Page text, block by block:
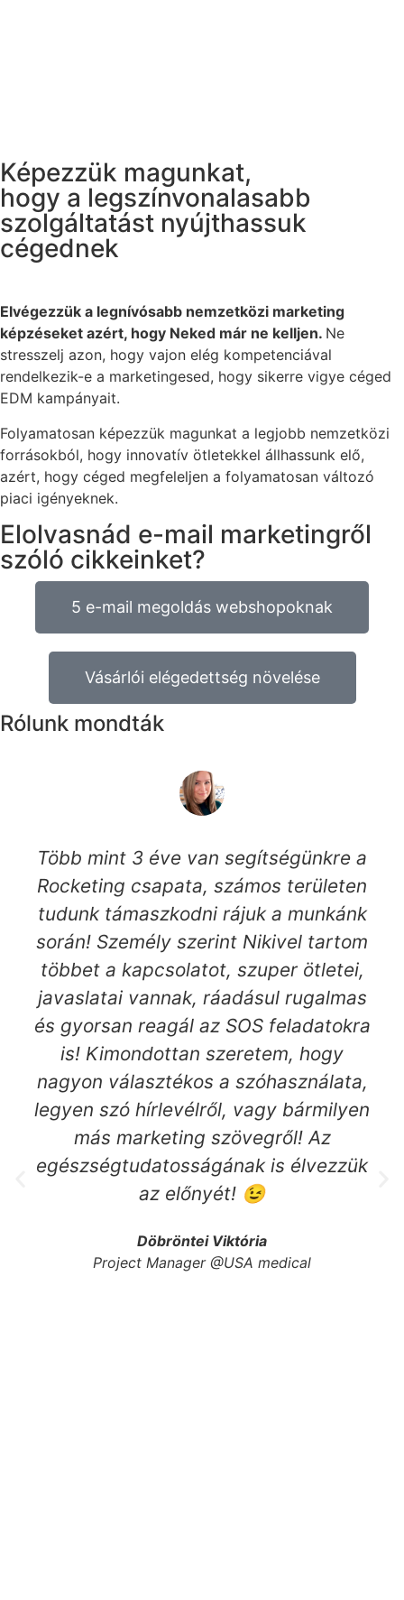
Képezzük magunkat,
hogy a legszínvonalasabb
szolgáltatást nyújthassuk
cégednek
Elvégezzük a legnívósabb nemzetközi marketing
képzéseket azért, hogy Neked már ne kelljen. Ne
stresszelj azon, hogy vajon elég kompetenciával
rendelkezik-e a marketingesed, hogy sikerre vigye céged
EDM kampányait.
Folyamatosan képezzük magunkat a legjobb nemzetközi
forrásokból, hogy innovatív ötletekkel állhassunk elő,
azért, hogy céged megfeleljen a folyamatosan változó
piaci igényeknek.
Elolvasnád e-mail marketingről
szóló cikkeinket?
5 e-mail megoldás webshopoknak
Vásárlói elégedettség növelése
Rólunk mondták
Több mint 3 éve van segítségünkre a
Rocketing csapata, számos területen
tudunk támaszkodni rájuk a munkánk
során! Személy szerint Nikivel tartom
többet a kapcsolatot, szuper ötletei,
javaslatai vannak, ráadásul rugalmas
és gyorsan reagál az SOS feladatokra
is! Kimondottan szeretem, hogy
nagyon választékos a szóhasználata,
legyen szó hírlevélről, vagy bármilyen
más marketing szövegről! Az
egészségtudatosságának is élvezzük
az előnyét! 😉
Döbröntei Viktória
Project Manager @USA medical